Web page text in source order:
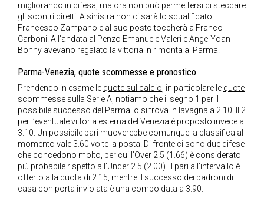
migliorando in difesa, ma ora non può permettersi di steccare
gli scontri diretti. A sinistra non ci sarà lo squalificato
Francesco Zampano e al suo posto toccherà a Franco
Carboni. All’andata al Penzo Emanuele Valeri e Ange-Yoan
Bonny avevano regalato la vittoria in rimonta al Parma.
Parma-Venezia, quote scommesse e pronostico
Prendendo in esame le quote sul calcio, in particolare le quote
scommesse sulla Serie A, notiamo che il segno 1 per il
possibile successo del Parma lo si trova in lavagna a 2.10. Il 2
per l’eventuale vittoria esterna del Venezia è proposto invece a
3.10. Un possibile pari muoverebbe comunque la classifica al
momento vale 3.60 volte la posta. Di fronte ci sono due difese
che concedono molto, per cui l’Over 2.5 (1.66) è considerato
più probabile rispetto all’Under 2.5 (2.00). Il pari all’intervallo è
offerto alla quota di 2.15, mentre il successo dei padroni di
casa con porta inviolata è una combo data a 3.90.